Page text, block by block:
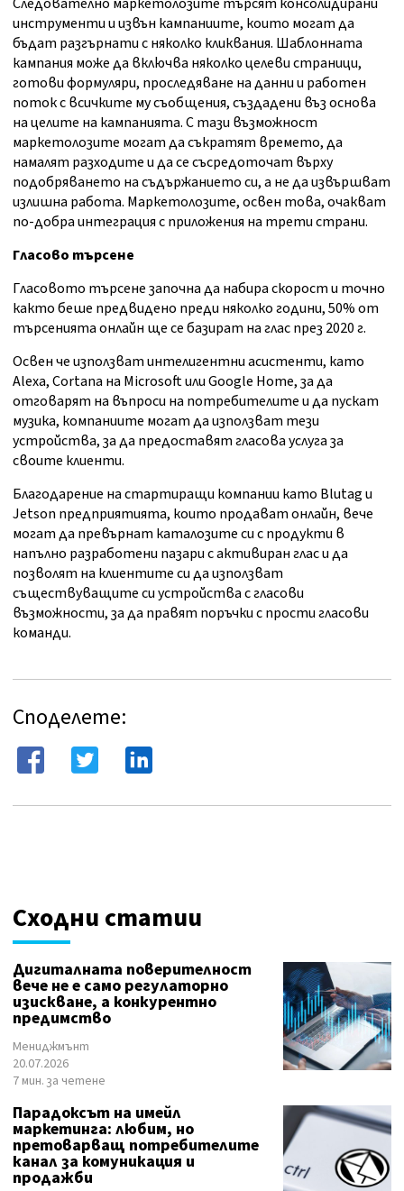
инструменти и извън кампаниите, които могат да
бъдат разгърнати с няколко кликвания. Шаблонната
кампания може да включва няколко целеви страници,
готови формуляри, проследяване на данни и работен
поток с всичките му съобщения, създадени въз основа
на целите на кампанията. С тази възможност
маркетолозите могат да съкратят времето, да
намалят разходите и да се съсредоточат върху
подобряването на съдържанието си, а не да извършват
излишна работа. Маркетолозите, освен това, очакват
по-добра интеграция с приложения на трети страни.
Гласово търсене
Гласовото търсене започна да набира скорост и точно
както беше предвидено преди няколко години, 50% от
търсенията онлайн ще се базират на глас през 2020 г.
Освен че използват интелигентни асистенти, като
Alexa, Cortana на Microsoft или Google Home, за да
отговарят на въпроси на потребителите и да пускат
музика, компаниите могат да използват тези
устройства, за да предоставят гласова услуга за
своите клиенти.
Благодарение на стартиращи компании като Blutag и
Jetson предприятията, които продават онлайн, вече
могат да превърнат каталозите си с продукти в
напълно разработени пазари с активиран глас и да
позволят на клиентите си да използват
съществуващите си устройства с гласови
възможности, за да правят поръчки с прости гласови
команди.
Споделете:
Сходни статии
Дигиталната поверителност
вече не е само регулаторно
изискване, а конкурентно
предимство
Мениджмънт
20.07.2026
7 мин. за четене
Парадоксът на имейл
маркетинга: любим, но
претоварващ потребителите
канал за комуникация и
продажби